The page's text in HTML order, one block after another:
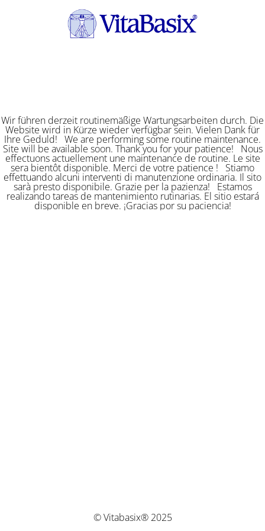
Wir führen derzeit routinemäßige Wartungsarbeiten durch. Die
Website wird in Kürze wieder verfügbar sein. Vielen Dank für
Ihre Geduld! We are performing some routine maintenance.
Site will be available soon. Thank you for your patience! Nous
effectuons actuellement une maintenance de routine. Le site
sera bientôt disponible. Merci de votre patience ! Stiamo
effettuando alcuni interventi di manutenzione ordinaria. Il sito
sarà presto disponibile. Grazie per la pazienza! Estamos
realizando tareas de mantenimiento rutinarias. El sitio estará
disponible en breve. ¡Gracias por su paciencia!
© Vitabasix® 2025